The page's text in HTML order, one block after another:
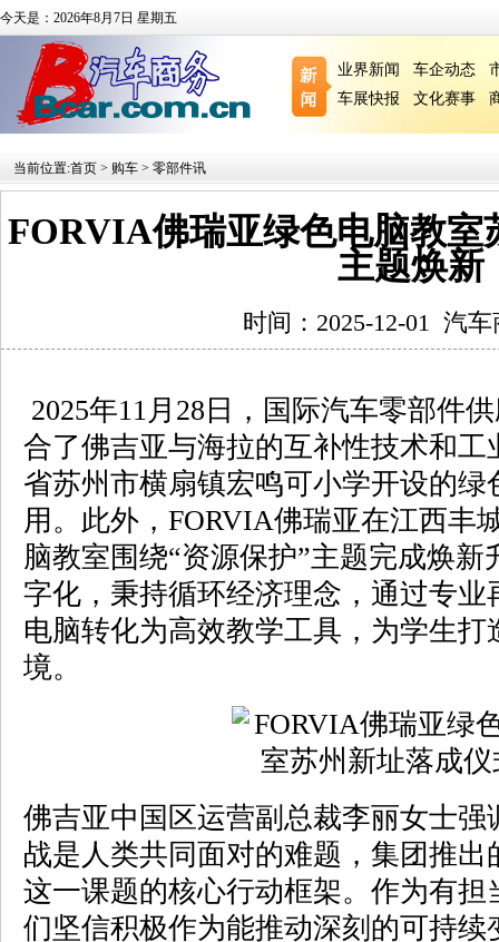
今天是：2026年8月7日 星期五
业界新闻 车企动态
车展快报
文化赛事
当前位置:首页 > 购车 > 零部件讯
FORVIA佛瑞亚绿色电脑教室
主题焕新
时间：2025-12-01 汽车
2025年11月28日，国际汽车零部件
合了佛吉亚与海拉的互补性技术和
省苏州市横扇镇宏鸣可小学开设的
用。此外，FORVIA佛瑞亚在江西丰
脑教室围绕“资源保护”主题完成焕
字化，秉持循环经济理念，通过专
电脑转化为高效教学工具，为学生
境。
佛吉亚中国区运营副总裁李丽女士强
战是人类共同面对的难题，集团推出
这一课题的核心行动框架。作为有
们坚信积极作为能推动深刻的可持续